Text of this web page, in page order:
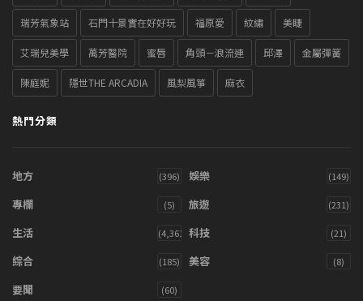
瑞芳氣象站 石門十景實在好好玩 福原愛 紋繡 美睫
艾瑞兒美學 萬芳醫院 蜜唇 角頭－浪流連 邱澤 金屬彈簧
陳庭妮 隱世THE ARCADIA 風梨風箏 麻衣
熱門分類
地方 (396) 娛樂 (149)
專欄 (5) 旅遊 (231)
生活 (4,361) 科技 (21)
綜合 (185) 美容 (8)
要聞 (60)